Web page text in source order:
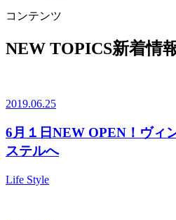
コンテンツ
NEW TOPICS新着情
2019.06.25
6月１日NEW OPEN！ヴィ
ステルへ
Life Style